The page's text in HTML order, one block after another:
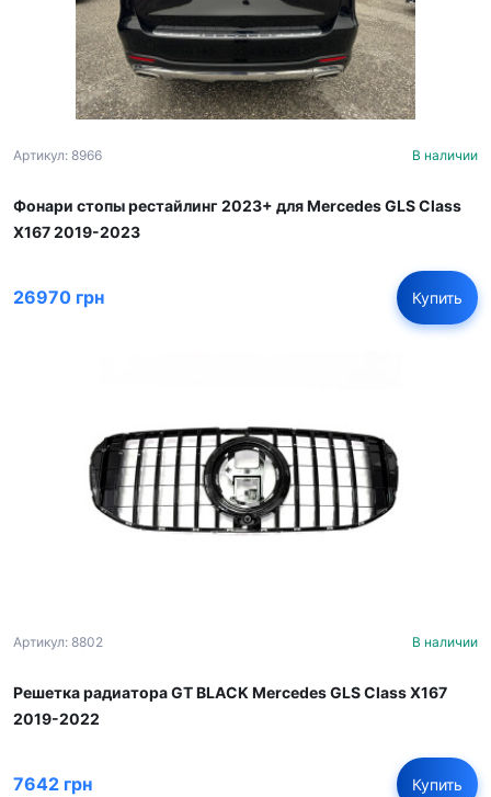
Артикул: 8966 В наличии
Фонари стопы рестайлинг 2023+ для Mercedes GLS Class
X167 2019-2023
26970 грн Купить
Артикул: 8802 В наличии
Решетка радиатора GT BLACK Mercedes GLS Class X167
2019-2022
7642 грн Купить